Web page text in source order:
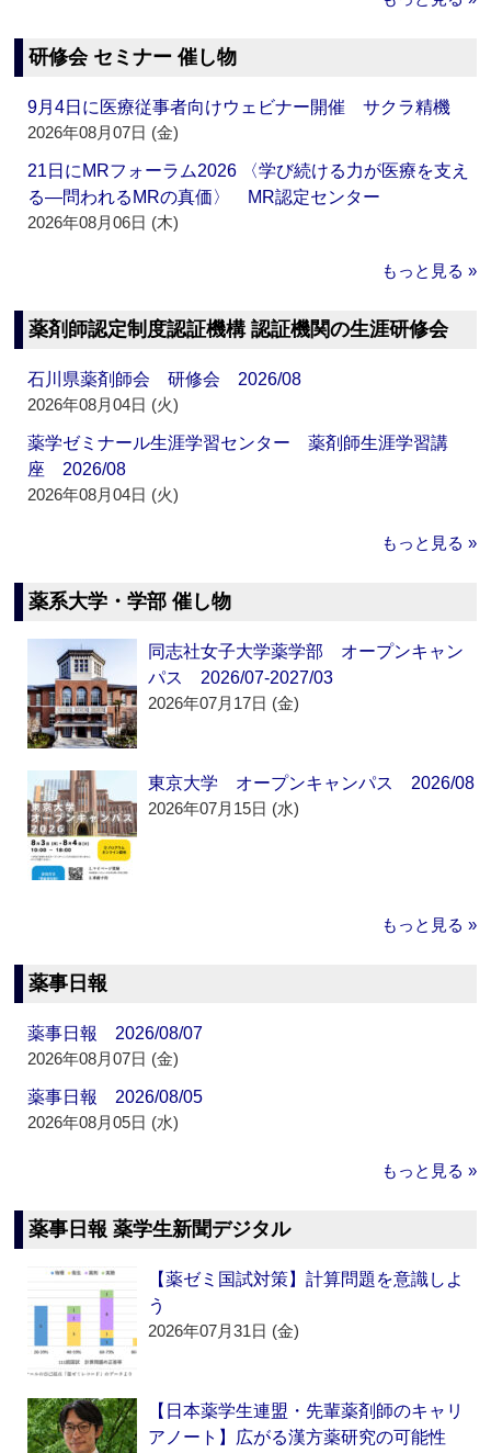
研修会 セミナー 催し物
9月4日に医療従事者向けウェビナー開催 サクラ精機
2026年08月07日 (金)
21日にMRフォーラム2026 〈学び続ける力が医療を支え
る―問われるMRの真価〉 MR認定センター
2026年08月06日 (木)
もっと見る »
薬剤師認定制度認証機構 認証機関の生涯研修会
石川県薬剤師会 研修会 2026/08
2026年08月04日 (火)
薬学ゼミナール生涯学習センター 薬剤師生涯学習講
座 2026/08
2026年08月04日 (火)
もっと見る »
薬系大学・学部 催し物
同志社女子大学薬学部 オープンキャン
パス 2026/07-2027/03
2026年07月17日 (金)
東京大学 オープンキャンパス 2026/08
2026年07月15日 (水)
もっと見る »
薬事日報
薬事日報 2026/08/07
2026年08月07日 (金)
薬事日報 2026/08/05
2026年08月05日 (水)
もっと見る »
薬事日報 薬学生新聞デジタル
【薬ゼミ国試対策】計算問題を意識しよ
う
2026年07月31日 (金)
【日本薬学生連盟・先輩薬剤師のキャリ
アノート】広がる漢方薬研究の可能性